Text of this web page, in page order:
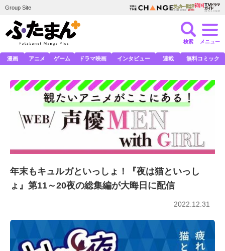
Group Site
検索 メニュー
漫画 アニメ ゲーム ドラマ映画 インタビュー 連載 無料コミック
年末もキュルガといっしょ！『夜は猫といっし
ょ』第11～20夜の総集編が大晦日に配信
2022.12.31